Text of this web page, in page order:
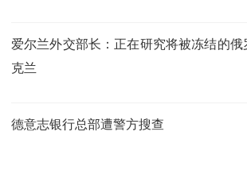
爱尔兰外交部长：正在研究将被冻结的
克兰
德意志银行总部遭警方搜查